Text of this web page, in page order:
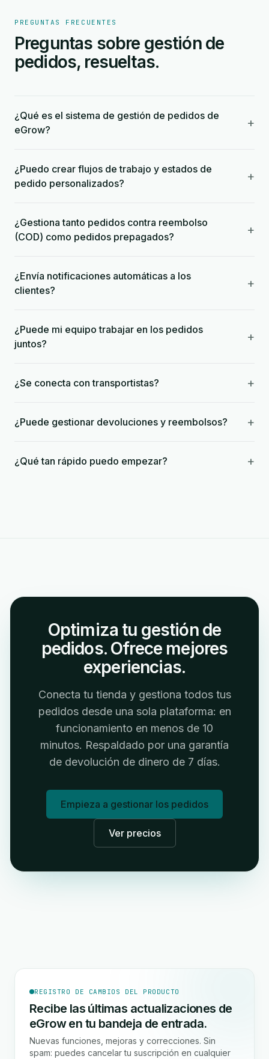
PREGUNTAS FRECUENTES
Preguntas sobre gestión de
pedidos, resueltas.
¿Qué es el sistema de gestión de pedidos de
eGrow?
+
¿Puedo crear flujos de trabajo y estados de
pedido personalizados?
+
¿Gestiona tanto pedidos contra reembolso
(COD) como pedidos prepagados?
+
¿Envía notificaciones automáticas a los
clientes?
+
¿Puede mi equipo trabajar en los pedidos
juntos?
+
¿Se conecta con transportistas? +
¿Puede gestionar devoluciones y reembolsos? +
¿Qué tan rápido puedo empezar? +
Optimiza tu gestión de
pedidos. Ofrece mejores
experiencias.
Conecta tu tienda y gestiona todos tus
pedidos desde una sola plataforma: en
funcionamiento en menos de 10
minutos. Respaldado por una garantía
de devolución de dinero de 7 días.
Empieza a gestionar los pedidos
Ver precios
REGISTRO DE CAMBIOS DEL PRODUCTO
Recibe las últimas actualizaciones de
eGrow en tu bandeja de entrada.
Nuevas funciones, mejoras y correcciones. Sin
spam: puedes cancelar tu suscripción en cualquier